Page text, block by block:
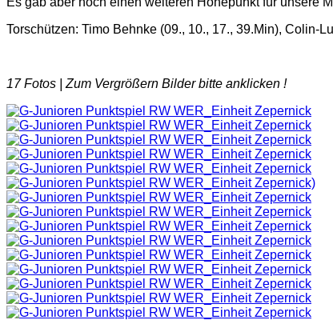
Torschützen: Timo Behnke (09., 10., 17., 39.Min), Colin-
17 Fotos | Zum Vergrößern Bilder bitte anklicken !